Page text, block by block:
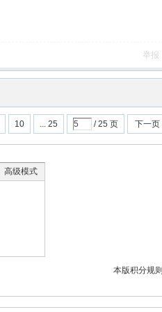
举报
10 ... 25 / 25 页 下一页
高级模式
本版积分规则